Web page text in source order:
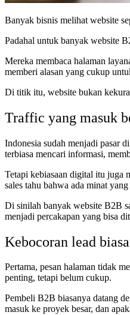
Banyak bisnis melihat website
Padahal untuk banyak website
Mereka membaca halaman
memberi alasan yang cukup
Di titik itu, website bukan
Traffic yang masuk
Indonesia sudah menjadi pasar
terbiasa mencari informasi,
Tetapi kebiasaan digital itu juga
sales tahu bahwa ada minat
Di sinilah banyak website B2B
menjadi percakapan yang bisa
Kebocoran lead
Pertama, pesan halaman tidak
penting, tetapi belum cukup.
Pembeli B2B biasanya datang
masuk ke proyek besar, dan